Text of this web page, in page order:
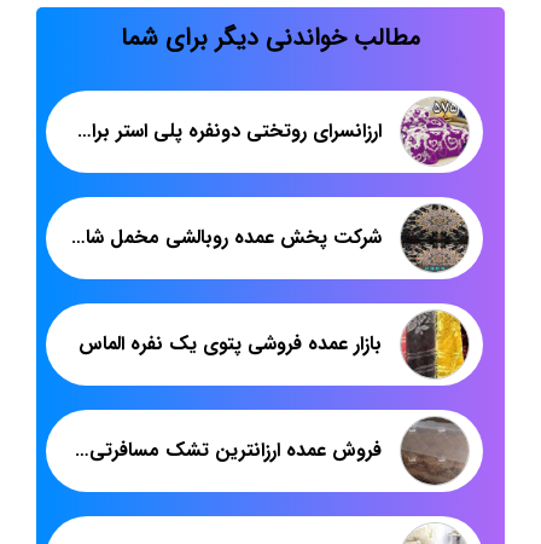
مطالب خواندنی دیگر برای شما
ارزانسرای روتختی دونفره پلی استر برای خرید عمده
شرکت پخش عمده روبالشی مخمل شانل
بازار عمده فروشی پتوی یک نفره الماس
فروش عمده ارزانترین تشک مسافرتی اصفهان